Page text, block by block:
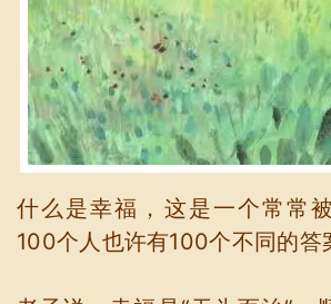
什么是幸福，这是一个常常
100个人也许有100个不同的